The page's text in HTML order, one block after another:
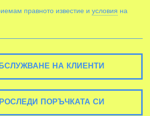
правното известие и условия
НА КЛИЕНТИ
ПОРЪЧКАТА СИ